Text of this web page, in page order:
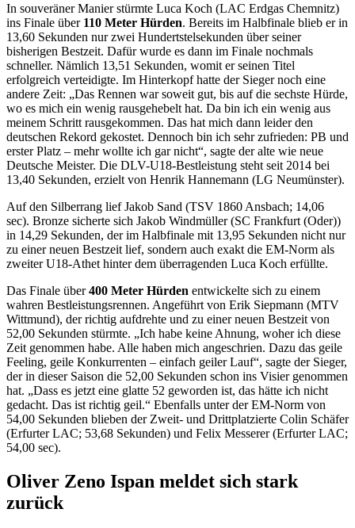
In souveräner Manier stürmte Luca Koch (LAC Erdgas Chemnitz)
ins Finale über 110 Meter Hürden. Bereits im Halbfinale blieb er in
13,60 Sekunden nur zwei Hundertstelsekunden über seiner
bisherigen Bestzeit. Dafür wurde es dann im Finale nochmals
schneller. Nämlich 13,51 Sekunden, womit er seinen Titel
erfolgreich verteidigte. Im Hinterkopf hatte der Sieger noch eine
andere Zeit: „Das Rennen war soweit gut, bis auf die sechste Hürde,
wo es mich ein wenig rausgehebelt hat. Da bin ich ein wenig aus
meinem Schritt rausgekommen. Das hat mich dann leider den
deutschen Rekord gekostet. Dennoch bin ich sehr zufrieden: PB und
erster Platz – mehr wollte ich gar nicht“, sagte der alte wie neue
Deutsche Meister. Die DLV-U18-Bestleistung steht seit 2014 bei
13,40 Sekunden, erzielt von Henrik Hannemann (LG Neumünster).
Auf den Silberrang lief Jakob Sand (TSV 1860 Ansbach; 14,06
sec). Bronze sicherte sich Jakob Windmüller (SC Frankfurt (Oder))
in 14,29 Sekunden, der im Halbfinale mit 13,95 Sekunden nicht nur
zu einer neuen Bestzeit lief, sondern auch exakt die EM-Norm als
zweiter U18-Athet hinter dem überragenden Luca Koch erfüllte.
Das Finale über400 Meter Hürden entwickelte sich zu einem
wahren Bestleistungsrennen. Angeführt von Erik Siepmann (MTV
Wittmund), der richtig aufdrehte und zu einer neuen Bestzeit von
52,00 Sekunden stürmte. „Ich habe keine Ahnung, woher ich diese
Zeit genommen habe. Alle haben mich angeschrien. Dazu das geile
Feeling, geile Konkurrenten – einfach geiler Lauf“, sagte der Sieger,
der in dieser Saison die 52,00 Sekunden schon ins Visier genommen
hat. „Dass es jetzt eine glatte 52 geworden ist, das hätte ich nicht
gedacht. Das ist richtig geil.“ Ebenfalls unter der EM-Norm von
54,00 Sekunden blieben der Zweit- und Drittplatzierte Colin Schäfer
(Erfurter LAC; 53,68 Sekunden) und Felix Messerer (Erfurter LAC;
54,00 sec).
Oliver Zeno Ispan meldet sich stark
zurück